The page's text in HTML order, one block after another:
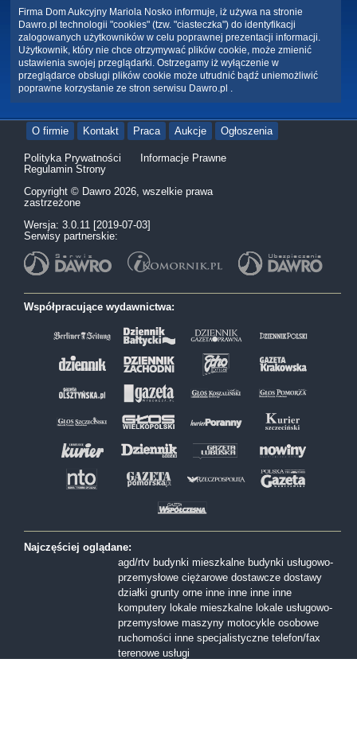
Firma Dom Aukcyjny Mariola Nosko informuje, iż używa na stronie
Dawro.pl technologii "cookies" (tzw. "ciasteczka") do identyfikacji
zalogowanych użytkowników w celu poprawnej prezentacji informacji.
Użytkownik, który nie chce otrzymywać plików cookie, może zmienić
ustawienia swojej przeglądarki. Ostrzegamy iż wyłączenie w
przeglądarce obsługi plików cookie może utrudnić bądź uniemożliwić
poprawne korzystanie ze stron serwisu Dawro.pl .
O firmie Kontakt Praca Aukcje Ogłoszenia
Polityka Prywatności
Informacje Prawne
Regulamin Strony
Copyright © Dawro 2026, wszelkie prawa
zastrzeżone
Wersja: 3.0.11 [2019-07-03]
Serwisy partnerskie:
Współpracujące wydawnictwa:
Najczęściej oglądane:
agd/rtv budynki mieszkalne budynki usługowo-
przemysłowe ciężarowe dostawcze dostawy
działki grunty orne inne inne inne inne
komputery lokale mieszkalne lokale usługowo-
przemysłowe maszyny motocykle osobowe
ruchomości inne specjalistyczne telefon/fax
terenowe usługi